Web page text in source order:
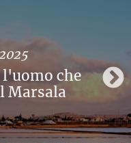
che
Marsala